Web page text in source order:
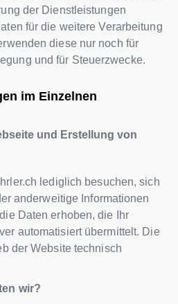
der Dienstleistungen
für die weitere Verarbeitung
diese nur noch für
und für Steuerzwecke.
im Einzelnen
und Erstellung von
lediglich besuchen, sich
anderweitige Informationen
Daten erhoben, die Ihr
automatisiert übermittelt. Die
der Website technisch
wir?